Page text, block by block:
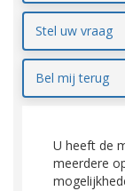
Stel uw vraag
Bel mij terug
U heeft de
meerdere